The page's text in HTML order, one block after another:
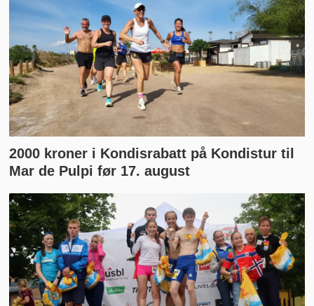
2000 kroner i Kondisrabatt på Kondistur til
Mar de Pulpi før 17. august